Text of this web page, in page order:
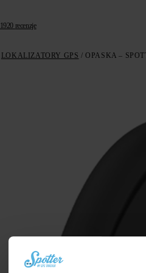
1920 recenzje
LOKALIZATORY GPS / OPASKA –